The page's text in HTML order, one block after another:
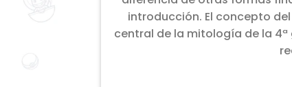
introducción. El concepto
central de la mitología de la